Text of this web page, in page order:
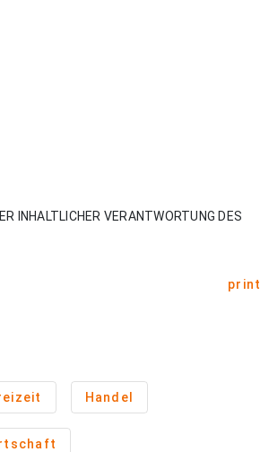
INHALTLICHER VERANTWORTUNG DES
print
Handel